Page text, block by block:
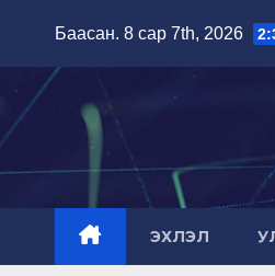
content
Баасан. 8 сар 7th, 2026
ЭХЛЭЛ